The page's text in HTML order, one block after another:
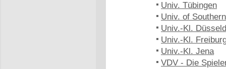
Univ. Tübingen
Univ. of
Univ.-Kl.
Univ.-Kl.
Univ.-Kl. Jena
VDV - Die